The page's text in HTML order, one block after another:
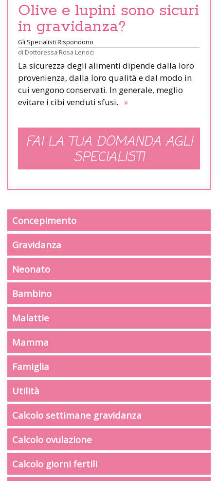
Olive e lupini sono sicuri
in gravidanza?
Gli Specialisti Rispondono
di Dottoressa Rosa Lenoci
La sicurezza degli alimenti dipende dalla loro
provenienza, dalla loro qualità e dal modo in
cui vengono conservati. In generale, meglio
evitare i cibi venduti sfusi. »
FAI LA TUA DOMANDA AGLI
SPECIALISTI
Concepimento
Gravidanza
Neonato
Bambino
Malattie
Mamma
Famiglia
Utilità
Calcolo settimane gravidanza
Calcolo ovulazione
Calcolo giorni fertili